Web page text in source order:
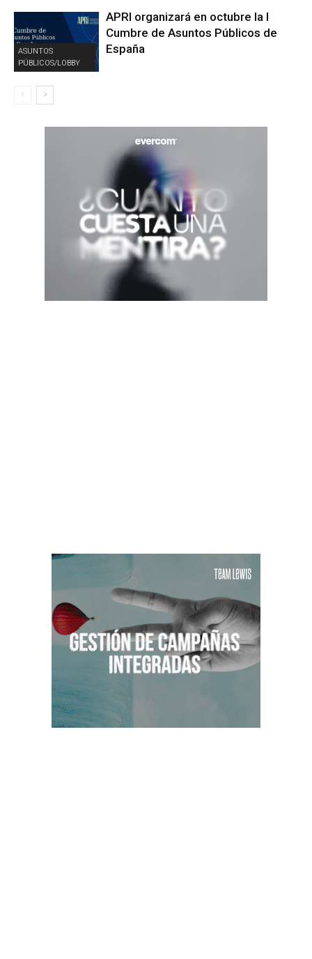
ASUNTOS
PÚBLICOS/LOBBY
APRI organizará en octubre la I
Cumbre de Asuntos Públicos de
España